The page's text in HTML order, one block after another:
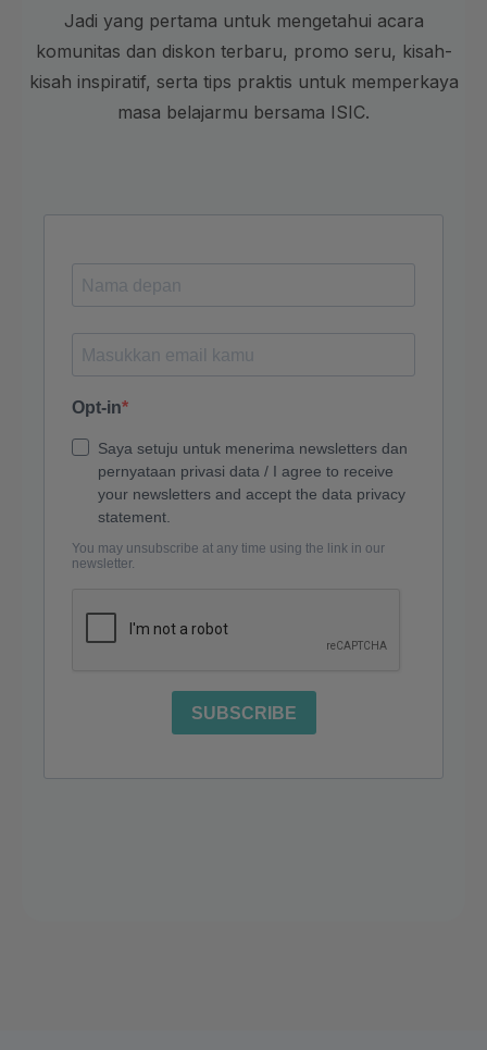
Jadi yang pertama untuk mengetahui acara
komunitas dan diskon terbaru, promo seru, kisah-
kisah inspiratif, serta tips praktis untuk memperkaya
masa belajarmu bersama ISIC.